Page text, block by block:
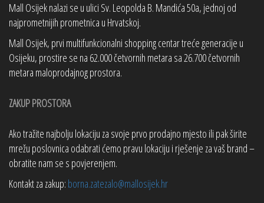
Mall Osijek nalazi se u ulici Sv. Leopolda B. Mandića 50a, jednoj od
najprometnijih prometnica u Hrvatskoj.
Mall Osijek, prvi multifunkcionalni shopping centar treće generacije u
Osijeku, prostire se na 62.000 četvornih metara sa 26.700 četvornih
metara maloprodajnog prostora.
ZAKUP PROSTORA
Ako tražite najbolju lokaciju za svoje prvo prodajno mjesto ili pak širite
mrežu poslovnica odabrati ćemo pravu lokaciju i rješenje za vaš brand –
obratite nam se s povjerenjem.
Kontakt za zakup: borna.zatezalo@mallosijek.hr